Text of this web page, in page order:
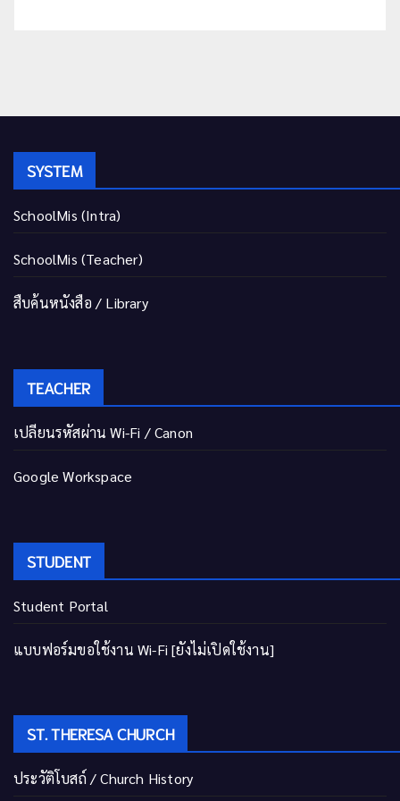
SYSTEM
SchoolMis (Intra)
SchoolMis (Teacher)
สืบค้นหนังสือ / Library
TEACHER
เปลี่ยนรหัสผ่าน Wi-Fi / Canon
Google Workspace
STUDENT
Student Portal
แบบฟอร์มขอใช้งาน Wi-Fi [ยังไม่เปิดใช้งาน]
ST. THERESA CHURCH
ประวัติโบสถ์ / Church History